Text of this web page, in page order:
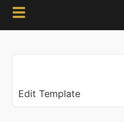
Edit Template